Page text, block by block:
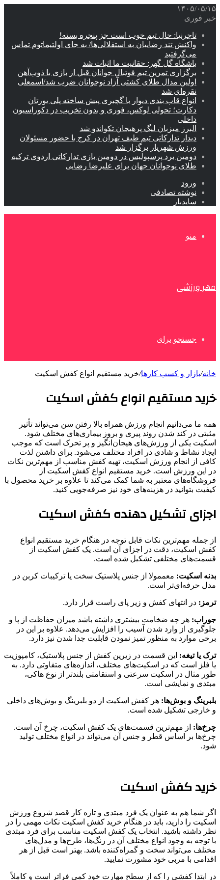
۱۴۰۵/۰۵/۱۵
خبر فوری
تاجرنیا: حال تیم خوب است جز پنجره بسته!
واکنش تند رضاییان به استقلالی‌ها/ به جای اولتیماتوم تماس
می‌گرفتید
باشگاه گل گهر: حقانیت ما اثبات شد
برگزاری تمرین تیم فوتبال جوانان قبل از بازی با ذوب‌آهن
اولین مدال طلای کشتی آزاد نوجوانان ضرب شد/اسمعلی
نقره‌ای شد
انواع قاب بندی دیوار با گچبری پیش ساخته پلی یورتان
دکارت؛ تحولی لوکس، فوری و بدون تخریب در دکوراسیون
داخلی
البرز میزبان لیگ پرهیجان تکواندو شد
دیدار تدارکاتی تیم طیف تهران در کرج با حضور مسئولان
ورزش شهریار برگزار شد
دومین برد پرسپولیس در دومین بازی تدارکاتی اردوی ترکیه
طلای نوجوانان جهان برای علیرضا رضایی
ورود
نوشته تصادفی
سایدبار
منو
مهر ورزشی
جستجو برای
خانه/بازار و کسب کارها/خرید مستقیم انواع کفش اسکیت
خرید مستقیم انواع کفش اسکیت
همه ما می‌دانیم انجام ورزش همراه بالا رفتن سن می‌تواند تأثیر
مثبتی در کند شدن روند پیری و بروز بیماری‌های مختلف ‌شود.
اسکیت یکی از ورزش‌های هیجان‌انگیز و پر تحرک است که موجب
ایجاد نشاط و شادی در افراد مختلف می‌شود. برای داشتن لذت
کافی از انجام ورزش اسکیت، تهیه کفش مناسب از مهم‌ترین نکات
در این ورزش است. خرید مستقیم انواع کفش اسکیت از
فروشگاه‌های معتبر به شما کمک می‌کند تا علاوه بر خرید محصول با
کیفیت بتوانید در هزینه‌های خود نیز صرفه‌جویی کنید.
اجزای تشکیل دهنده کفش اسکیت
از جمله مهم‌ترین نکات قابل توجه در هنگام خرید مستقیم انواع
کفش اسکیت، دقت در اجزای آن است. یک کفش اسکیت از
قسمت‌های مختلفی تشکیل شده است.
بدنه اسکیت: معممولا از جنس پلاستیک سخت یا ترکیبات کربن در
مدل حرفه‌ای‌تر است.
ترمز: در انتهای کفش و زیر پای راست قرار دارد.
جوراب: هر چه ضخامت بیشتری داشته باشد میزان حفاظت از پا و
جلوگیری از وارد شدن آسیب را افزایش می‌دهد. علاوه بر این در
برخی موارد به منظور تمیز نمودن قابلیت جدا شدن نیز دارد.
ترک یا تیغه: این قسمت در زیرین کفش از جنس پلاستیک، کامپوزیت
یا فلز است که در اسکیت‌های مختلف، اندازه‌های متفاوتی دارد. به
طور مثال در اسکیت سرعتی و استقامتی بلند‌تر از نوع هاکی،
مبتدی و نمایشی است.
بلبرینگ و بوش‌ها: هر کفش اسکیت از دو بلبرینگ و بوش‌های داخلی
و خارجی تشکیل شده است.
چرخ‌ها: از مهم‌ترین قسمت‌های یک کفش اسکیت، چرخ آن است.
چرخ‌ها بر اساس قطر و جنس آن می‌تواند در انواع مختلف تولید
شود.
خرید کفش اسکیت
اگر شما هم به عنوان یک فرد مبتدی و تازه کار قصد شروع ورزش
اسکیت را دارید، باید در هنگام خرید کفش اسکیت نکات مهمی را در
نظر داشته باشید. انتخاب یک کفش اسکیت مناسب برای فرد مبتدی
با توجه به وجود انواع مختلف آن در رنگ‌ها، طرح‌ها و مدل‌های
مختلف می‌تواند سخت و گمراه‌کننده باشد. بهتر است قبل از هر
اقدامی با مربی خود مشورت نمایید.
در ابتدا کفشی را که از سطح مهارت خود کمی فراتر است و کاملاً